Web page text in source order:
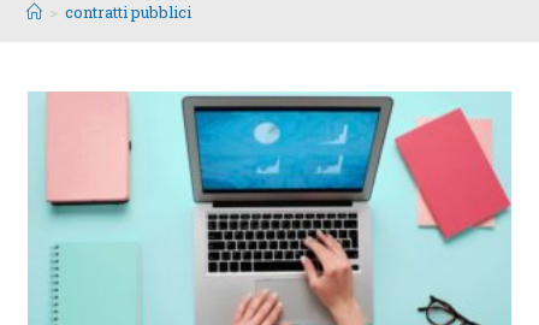
> contratti pubblici